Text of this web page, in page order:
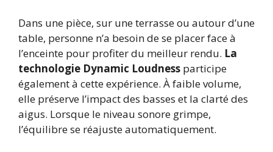
Dans une pièce, sur une terrasse ou autour d’une
table, personne n’a besoin de se placer face à
l’enceinte pour profiter du meilleur rendu. La
technologie Dynamic Loudness participe
également à cette expérience. À faible volume,
elle préserve l’impact des basses et la clarté des
aigus. Lorsque le niveau sonore grimpe,
l’équilibre se réajuste automatiquement.